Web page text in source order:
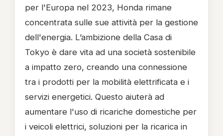
per l'Europa nel 2023, Honda rimane
concentrata sulle sue attività per la gestione
dell'energia. L’ambizione della Casa di
Tokyo è dare vita ad una società sostenibile
a impatto zero, creando una connessione
tra i prodotti per la mobilità elettrificata e i
servizi energetici. Questo aiuterà ad
aumentare l'uso di ricariche domestiche per
i veicoli elettrici, soluzioni per la ricarica in